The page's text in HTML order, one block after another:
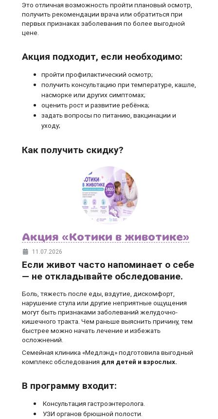
Это отличная возможность пройти плановый осмотр,
получить рекомендации врача или обратиться при
первых признаках заболевания по более выгодной
цене.
Акция подходит, если необходимо:
пройти профилактический осмотр;
получить консультацию при температуре, кашле,
насморке или других симптомах;
оценить рост и развитие ребёнка;
задать вопросы по питанию, вакцинации и
уходу;
Как получить скидку?
Акция «Котики в животике»
11.07.2026
Если живот часто напоминает о себе
— не откладывайте обследование.
Боль, тяжесть после еды, вздутие, дискомфорт,
нарушение стула или другие неприятные ощущения
могут быть признаками заболеваний желудочно-
кишечного тракта. Чем раньше выяснить причину, тем
быстрее можно начать лечение и избежать
осложнений.
Семейная клиника «Медлэнд» подготовила выгодный
комплекс обследования для детей и взрослых.
В программу входит:
Консультация гастроэнтеролога.
УЗИ органов брюшной полости.